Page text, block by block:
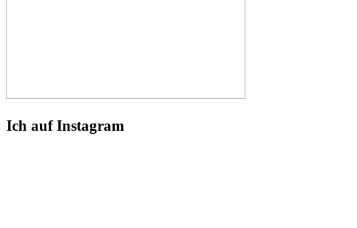
Ich auf Instagram